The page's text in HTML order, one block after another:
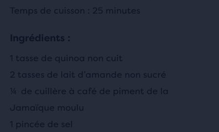
Temps de cuisson : 25 minutes
Ingrédients :
1 tasse de quinoa non cuit
2 tasses de lait d’amande non sucré
¼ de cuillère à café de piment de la
Jamaïque moulu
1 pincée de sel